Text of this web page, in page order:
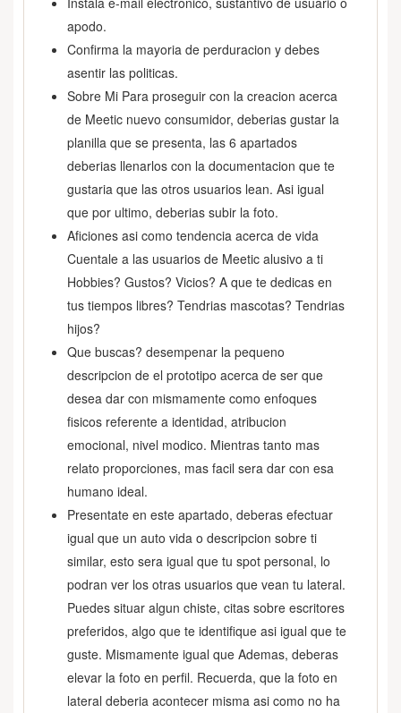
apodo.
Confirma la mayoria de perduracion y debes
asentir las politicas.
Sobre Mi Para proseguir con la creacion acerca
de Meetic nuevo consumidor, deberias gustar la
planilla que se presenta, las 6 apartados
deberias llenarlos con la documentacion que te
gustaria que las otros usuarios lean. Asi igual
que por ultimo, deberias subir la foto.
Aficiones asi­ como tendencia acerca de vida
Cuentale a las usuarios de Meetic alusivo a ti
Hobbies? Gustos? Vicios? A que te dedicas en
tus tiempos libres? Tendrias mascotas? Tendrias
hijos?
Que buscas? desempenar la pequeno
descripcion de el prototipo acerca de ser que
desea dar con mismamente como enfoques
fisicos referente a identidad, atribucion
emocional, nivel modico. Mientras tanto mas
relato proporciones, mas facil sera dar con esa
humano ideal.
Presentate en este apartado, deberas efectuar
igual que un auto vida o descripcion sobre ti
similar, esto sera igual que tu spot personal, lo
podran ver los otras usuarios que vean tu lateral.
Puedes situar algun chiste, citas sobre escritores
preferidos, algo que te identifique asi igual que te
guste. Mismamente igual que Ademas, deberas
elevar la foto en perfil. Recuerda, que la foto en
lateral deberia acontecer misma asi­ como no ha